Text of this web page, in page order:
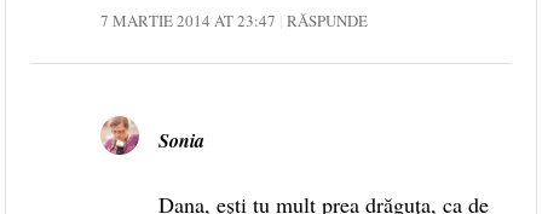
7 MARTIE 2014 AT 23:47 RĂSPUNDE
Sonia
Dana, ești tu mult prea drăguța, ca de